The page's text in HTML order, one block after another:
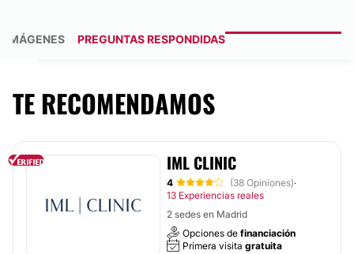
IMÁGENES PREGUNTAS RESPONDIDAS
TE RECOMENDAMOS
IML CLINIC
4 (38 Opiniones)·
13 Experiencias reales
2 sedes en Madrid
Opciones de financiación
Primera visita gratuita